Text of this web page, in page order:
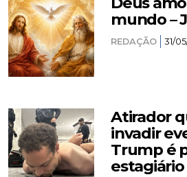
mundo –
REDAÇÃO 31/
Atirador
invadir
Trump é
estagiário